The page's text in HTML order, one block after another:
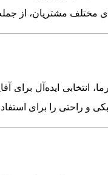
مختلف مشتریان، از
انتخابی ایده‌آل
و راحتی را برای